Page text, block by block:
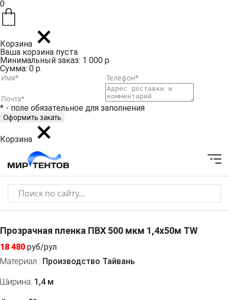
0
Корзина
Ваша корзина пуста
Минимальный заказ: 1 000 р.
Сумма: 0 р.
* - поле обязательное для заполнения
Корзина
Прозрачная пленка ПВХ 500 мкм 1,4x50м TW
18 480 руб/рул
Материал : Производство Тайвань
Ширина: 1,4 м